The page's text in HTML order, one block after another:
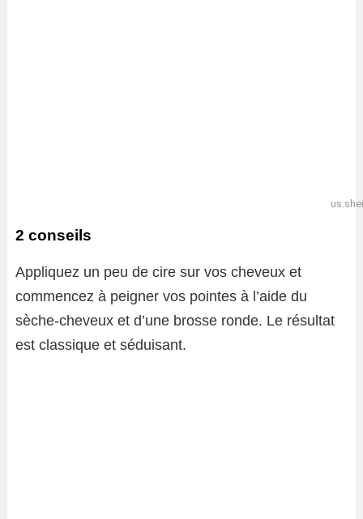
2 conseils
Appliquez un peu de cire sur vos cheveux et
commencez à peigner vos pointes à l’aide du
sèche-cheveux et d’une brosse ronde. Le résultat
est classique et séduisant.